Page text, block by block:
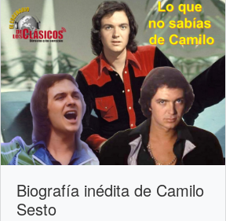
Biografía inédita de Camilo
Sesto